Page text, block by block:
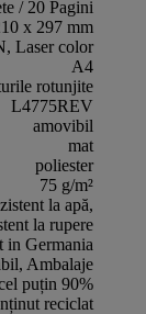
/ 20 Pagini
x 297 mm
Laser color
A4
rotunjite
L4775REV
amovibil
mat
poliester
75 g/m²
la apă,
la rupere
in Germania
Ambalaje
puțin 90%
reciclat